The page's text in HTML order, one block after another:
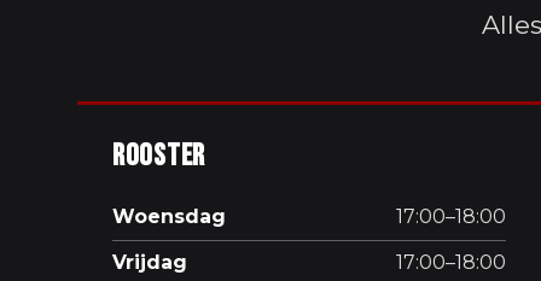
Rooster
Woensdag
17:00–18:00
Vrijdag
17:00–18:00